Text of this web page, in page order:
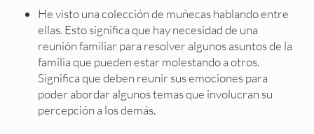
He visto una colección de muñecas hablando entre
ellas. Esto significa que hay necesidad de una
reunión familiar para resolver algunos asuntos de la
familia que pueden estar molestando a otros.
Significa que deben reunir sus emociones para
poder abordar algunos temas que involucran su
percepción a los demás.